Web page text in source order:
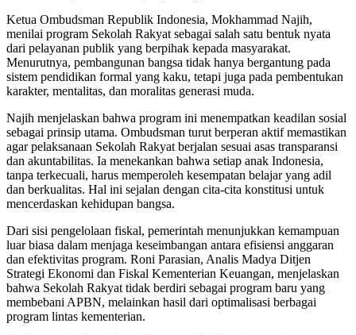
Ketua Ombudsman Republik Indonesia, Mokhammad Najih,
menilai program Sekolah Rakyat sebagai salah satu bentuk nyata
dari pelayanan publik yang berpihak kepada masyarakat.
Menurutnya, pembangunan bangsa tidak hanya bergantung pada
sistem pendidikan formal yang kaku, tetapi juga pada pembentukan
karakter, mentalitas, dan moralitas generasi muda.
Najih menjelaskan bahwa program ini menempatkan keadilan sosial
sebagai prinsip utama. Ombudsman turut berperan aktif memastikan
agar pelaksanaan Sekolah Rakyat berjalan sesuai asas transparansi
dan akuntabilitas. Ia menekankan bahwa setiap anak Indonesia,
tanpa terkecuali, harus memperoleh kesempatan belajar yang adil
dan berkualitas. Hal ini sejalan dengan cita-cita konstitusi untuk
mencerdaskan kehidupan bangsa.
Dari sisi pengelolaan fiskal, pemerintah menunjukkan kemampuan
luar biasa dalam menjaga keseimbangan antara efisiensi anggaran
dan efektivitas program. Roni Parasian, Analis Madya Ditjen
Strategi Ekonomi dan Fiskal Kementerian Keuangan, menjelaskan
bahwa Sekolah Rakyat tidak berdiri sebagai program baru yang
membebani APBN, melainkan hasil dari optimalisasi berbagai
program lintas kementerian.